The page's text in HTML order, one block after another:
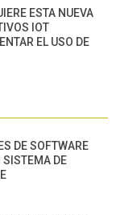
ESTA NUEVA
IOT
EL USO DE
DE SOFTWARE
SISTEMA DE